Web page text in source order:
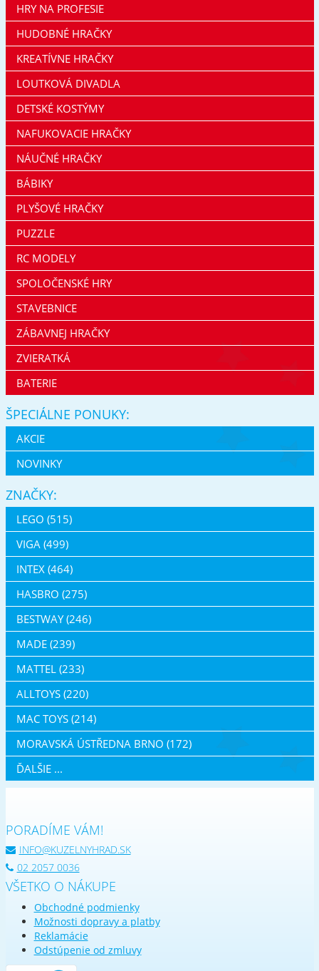
HRY NA PROFESIE
HUDOBNÉ HRAČKY
KREATÍVNE HRAČKY
LOUTKOVÁ DIVADLA
DETSKÉ KOSTÝMY
NAFUKOVACIE HRAČKY
NÁUČNÉ HRAČKY
BÁBIKY
PLYŠOVÉ HRAČKY
PUZZLE
RC MODELY
SPOLOČENSKÉ HRY
STAVEBNICE
ZÁBAVNEJ HRAČKY
ZVIERATKÁ
BATERIE
ŠPECIÁLNE PONUKY:
AKCIE
NOVINKY
ZNAČKY:
LEGO (515)
VIGA (499)
INTEX (464)
HASBRO (275)
BESTWAY (246)
MADE (239)
MATTEL (233)
ALLTOYS (220)
MAC TOYS (214)
MORAVSKÁ ÚSTŘEDNA BRNO (172)
ĎALŠIE ...
PORADÍME VÁM!
INFO@KUZELNYHRAD.SK
02 2057 0036
VŠETKO O NÁKUPE
Obchodné podmienky
Možnosti dopravy a platby
Reklamácie
Odstúpenie od zmluvy